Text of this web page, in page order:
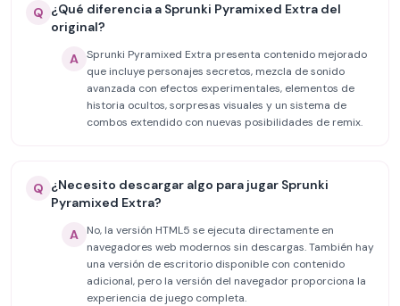
Q ¿Qué diferencia a Sprunki Pyramixed Extra del
original?
A Sprunki Pyramixed Extra presenta contenido mejorado
que incluye personajes secretos, mezcla de sonido
avanzada con efectos experimentales, elementos de
historia ocultos, sorpresas visuales y un sistema de
combos extendido con nuevas posibilidades de remix.
Q ¿Necesito descargar algo para jugar Sprunki
Pyramixed Extra?
A
No, la versión HTML5 se ejecuta directamente en
navegadores web modernos sin descargas. También hay
una versión de escritorio disponible con contenido
adicional, pero la versión del navegador proporciona la
experiencia de juego completa.